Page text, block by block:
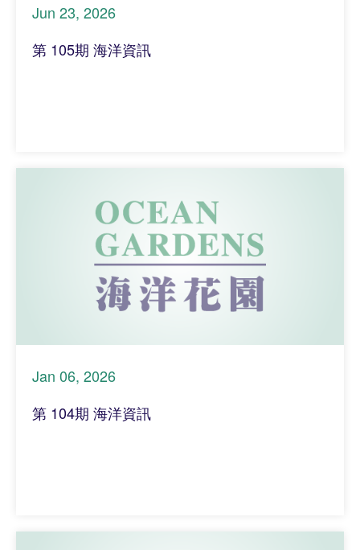
Jun 23, 2026
第 105期 海洋資訊
Jan 06, 2026
第 104期 海洋資訊